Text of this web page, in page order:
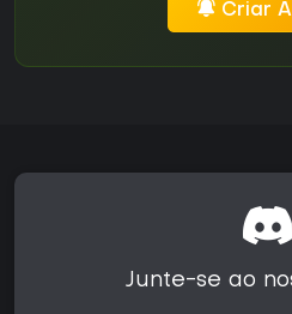
Criar
Junte-se ao